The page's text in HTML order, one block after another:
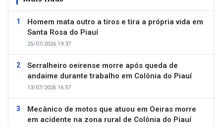
Homem mata outro a tiros e tira a própria vida em
Santa Rosa do Piauí
25/07/2026 19:37
Serralheiro oeirense morre após queda de
andaime durante trabalho em Colônia do Piauí
13/07/2026 16:57
Mecânico de motos que atuou em Oeiras morre
em acidente na zona rural de Colônia do Piauí